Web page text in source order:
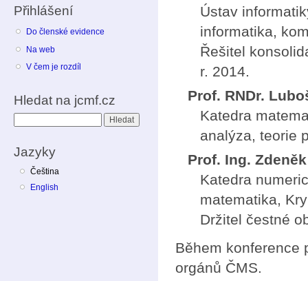
Přihlášení
Do členské evidence
Na web
V čem je rozdíl
Hledat na jcmf.cz
Jazyky
Čeština
English
Ústav
informatika,
Řešitel
r. 2014.
Prof. RNDr.
Katedra
analýza, teorie
Prof. Ing.
Katedra
matematika,
Držitel čestné
Během konference
orgánů ČMS.